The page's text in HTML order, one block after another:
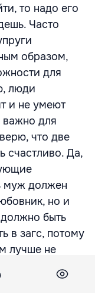
то надо его
Часто
образом,
для
люди
и не умеют
важно для
что две
счастливо. Да,
муж должен
но и
должно быть
в загс, потому
лучше не
что
вы разошлись,